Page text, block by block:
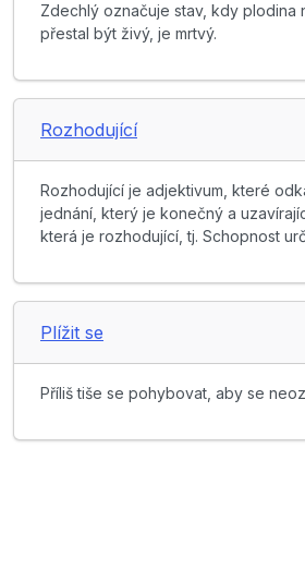
Zdechlý označuje stav, kdy plodina
přestal být živý, je mrtvý.
Rozhodující
Rozhodující je adjektivum, které
jednání, který je konečný a
která je rozhodující, tj. Schopnost
Plížit se
Příliš tiše se pohybovat, aby se